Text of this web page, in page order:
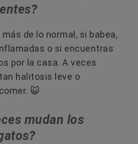
de lo normal, si babea,
o si encuentras
por la casa. A veces
halitosis leve o
😺
mudan los